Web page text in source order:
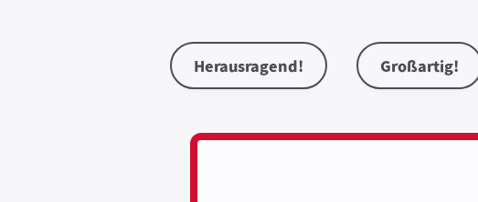
Herausragend! Großartig!